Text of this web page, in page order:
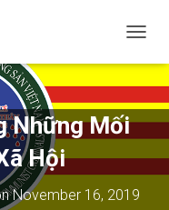
O
I
Những Mối
Hội
November 16, 2019